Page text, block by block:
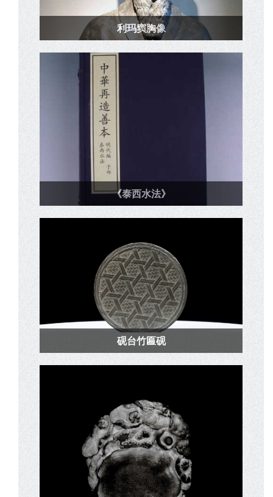
利玛窦胸像
《泰西水法》
砚台竹匾砚